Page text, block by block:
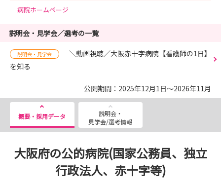
病院ホームページ
説明会・見学会／選考の一覧
説明会・見学会
＼動画視聴／大阪赤十字病院【看護師の1日】
を知る
公開期間：2025年12月1日～2026年11月
概要・採用データ
説明会・
見学会/選考情報
大阪府の公的病院(国家公務員、独立
行政法人、赤十字等)